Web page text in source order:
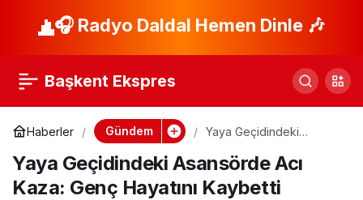
🎧 Radyo Daldal Hemen Dinle 🎶
Başkent Ekspres
Haberler Gündem
Yaya Geçidindeki
Genç Hayatını Kaybetti
Yaya Geçidindeki Asansörde Acı
Kaza: Genç Hayatını Kaybetti
Jet Ski Faciası: Bir
Kaybetti!
Paylaş